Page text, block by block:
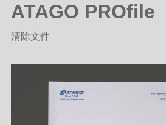
ATAGO PROfile
清除文件